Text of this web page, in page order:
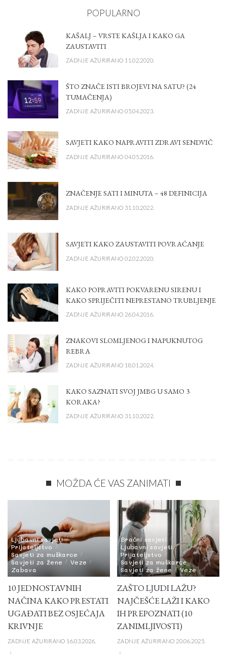
POPULARNO
KAŠALJ – VRSTE KAŠLJA I KAKO GA
ZAUSTAVITI
ZADNJE AŽURIRANO 11.02.2020.
ŠTO ZNAČE ISTI BROJEVI NA SATU? (24
TUMAČENJA)
ZADNJE AŽURIRANO 05.04.2023.
SAVJETI KAKO NAPRAVITI ZDRAVI SENDVIČ
ZADNJE AŽURIRANO 04.05.2016.
ZNAČENJE SATI I MINUTA – 48 DEFINICIJA
ZADNJE AŽURIRANO 31.10.2022.
SAVJETI KAKO ZAUSTAVITI POVRAĆANJE
ZADNJE AŽURIRANO 02.02.2020.
KAKO POPRAVITI POKVARENU SIRENU I
KAKO SPRIJEČITI NEPRESTANO TRUBLJENJE
ZADNJE AŽURIRANO 26.04.2016.
ZNAKOVI SLOMLJENOG I NAPUKNUTOG
REBRA
ZADNJE AŽURIRANO 18.01.2024.
KAKO SAZNATI SVOJ JMBG U SAMO 3
KORAKA?
ZADNJE AŽURIRANO 31.10.2022.
MOŽDA ĆE VAS ZANIMATI
Ljubavni savjeti
Prijateljstvo
Savjeti za muškarce
Savjeti za žene
Veze
Zabava
10 JEDNOSTAVNIH
NAČINA KAKO PRESTATI
UGAĐATI BEZ OSJEĆAJA
KRIVNJE
ZADNJE AŽURIRANO 16.03.2026.
Bračni savjeti
Ljubavni savjeti
Prijateljstvo
Savjeti za muškarce
Savjeti za žene
Veze
ZAŠTO LJUDI LAŽU?
NAJČEŠĆE LAŽI I KAKO
IH PREPOZNATI (10
ZANIMLJIVOSTI)
ZADNJE AŽURIRANO 20.06.2025.